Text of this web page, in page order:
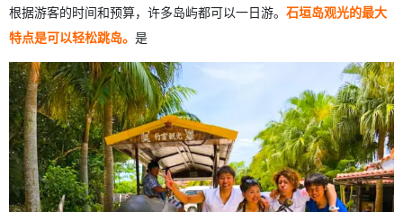
根据游客的时间和预算，许多岛屿都可以一日游。 石垣岛观光的最大
特点是可以轻松跳岛。 是